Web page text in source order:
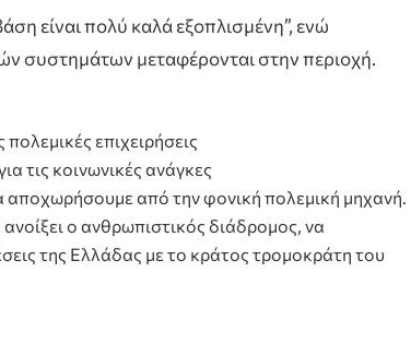
είναι πολύ καλά εξοπλισμένη”, ενώ
συστημάτων μεταφέρονται στην περιοχή.
επιχειρήσεις
τις κοινωνικές ανάγκες
από την φονική πολεμική μηχανή.
ο ανθρωπιστικός διάδρομος, να
της Ελλάδας με το κράτος τρομοκράτη του